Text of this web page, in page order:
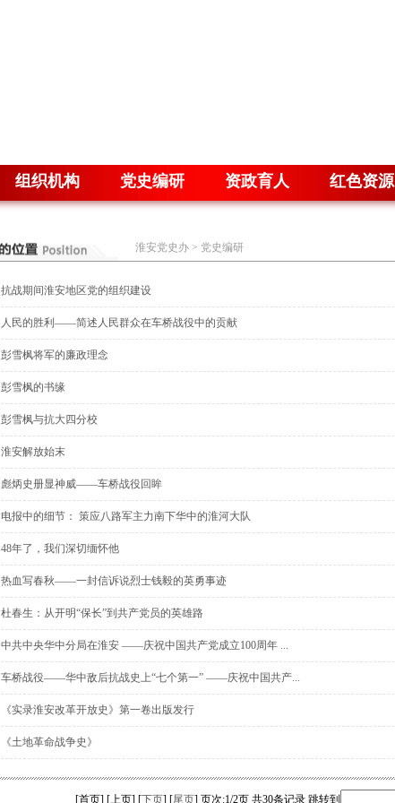
组织机构 党史编研 资政育人 红色资源
淮安党史办 > 党史编研
抗战期间淮安地区党的组织建设
人民的胜利——简述人民群众在车桥战役中的贡献
彭雪枫将军的廉政理念
彭雪枫的书缘
彭雪枫与抗大四分校
淮安解放始末
彪炳史册显神威——车桥战役回眸
电报中的细节： 策应八路军主力南下华中的淮河大队
48年了，我们深切缅怀他
热血写春秋——一封信诉说烈士钱毅的英勇事迹
杜春生：从开明“保长”到共产党员的英雄路
中共中央华中分局在淮安 ——庆祝中国共产党成立100周年 ...
车桥战役——华中敌后抗战史上“七个第一” ——庆祝中国共产...
《实录淮安改革开放史》第一卷出版发行
《土地革命战争史》
[首页] [上页] [下页] [尾页] 页次:1/2页 共30条记录 跳转到